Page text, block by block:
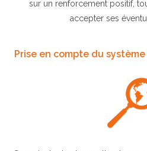
sur un renforcement positif,
accepter ses
Prise en compte du